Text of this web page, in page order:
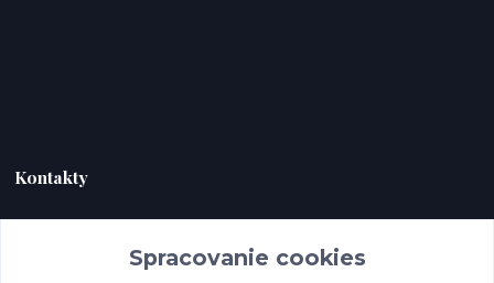
Kontakty
+421 944 958 170
Spracovanie cookies